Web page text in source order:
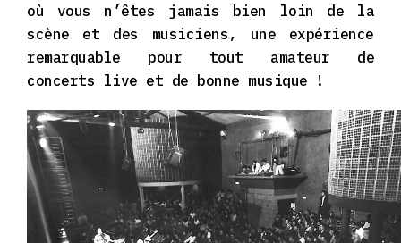
où vous n’êtes jamais bien loin de la
scène et des musiciens, une expérience
remarquable pour tout amateur de
concerts live et de bonne musique !